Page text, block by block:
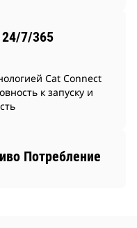
7/365
Cat Connect
к запуску и
Потребление